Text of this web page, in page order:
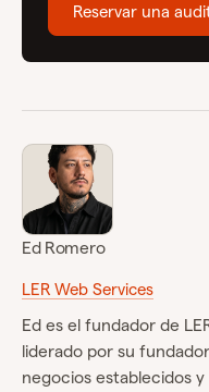
Reservar una
Ed Romero
LER Web Services
Ed es el fundador de
liderado por su
negocios establecidos